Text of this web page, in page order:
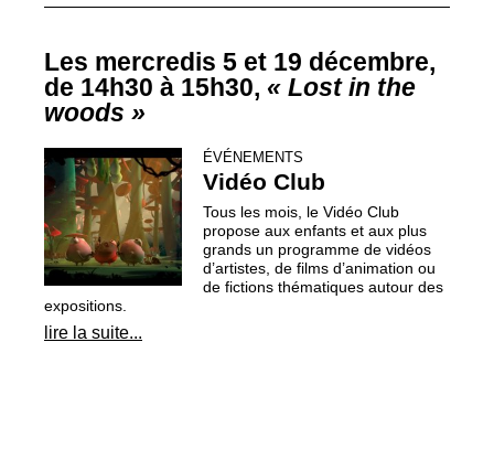
Les mercredis 5 et 19 décembre,
de 14h30 à 15h30, « Lost in the
woods »
ÉVÉNEMENTS
Vidéo Club
Tous les mois, le Vidéo Club
propose aux enfants et aux plus
grands un programme de vidéos
d’artistes, de films d’animation ou
de fictions thématiques autour des
expositions.
lire la suite...